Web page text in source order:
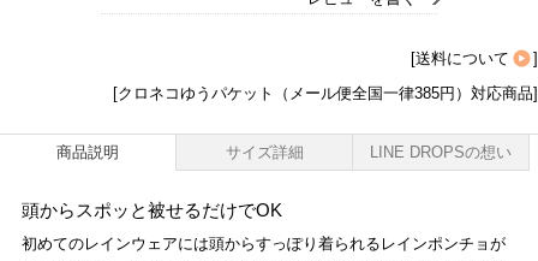
[送料について
]
[クロネコゆうパケット（メール便全国一律385円）対応商品]
商品説明 サイズ詳細 LINE DROPSの想い
頭からスポッと被せるだけでOK
初めてのレインウェアには頭からすっぽり着られるレインポンチョが